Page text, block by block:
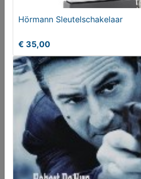
ASUS GIGABYTE PC COMPUTER
€ 99,00
Hörmann Sleutelschakelaar
€ 35,00